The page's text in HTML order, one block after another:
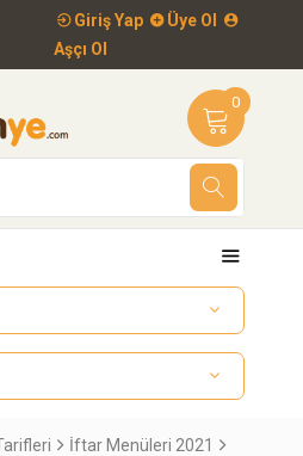
Giriş Yap
Üye Ol
Aşçı Ol
0
İftar Menüleri 2021